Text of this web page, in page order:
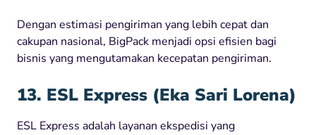
Dengan estimasi pengiriman yang lebih cepat dan
cakupan nasional, BigPack menjadi opsi efisien bagi
bisnis yang mengutamakan kecepatan pengiriman.
13. ESL Express (Eka Sari Lorena)
ESL Express adalah layanan ekspedisi yang